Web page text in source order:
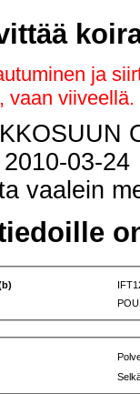
ja
vaan
2010-03-
vaalein